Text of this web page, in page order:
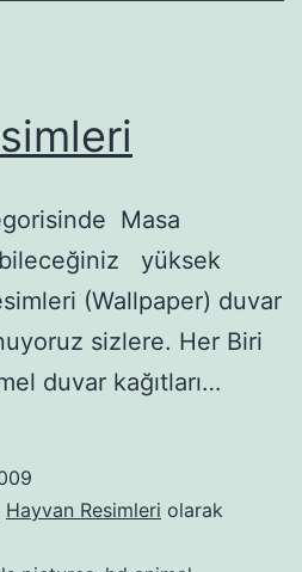
Masa
yüksek
(Wallpaper) duvar
sizlere. Her Biri
duvar kağıtları…
Hayvan Resimleri olarak